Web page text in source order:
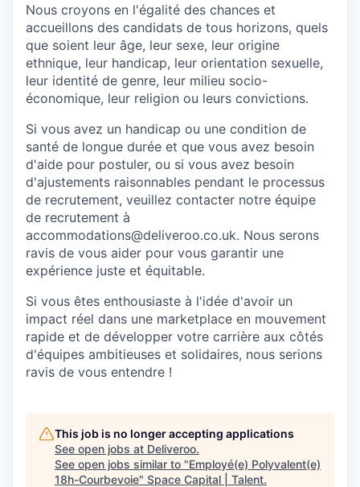
Nous croyons en l'égalité des chances et
accueillons des candidats de tous horizons, quels
que soient leur âge, leur sexe, leur origine
ethnique, leur handicap, leur orientation sexuelle,
leur identité de genre, leur milieu socio-
économique, leur religion ou leurs convictions.
Si vous avez un handicap ou une condition de
santé de longue durée et que vous avez besoin
d'aide pour postuler, ou si vous avez besoin
d'ajustements raisonnables pendant le processus
de recrutement, veuillez contacter notre équipe
de recrutement à
accommodations@deliveroo.co.uk. Nous serons
ravis de vous aider pour vous garantir une
expérience juste et équitable.
Si vous êtes enthousiaste à l'idée d'avoir un
impact réel dans une marketplace en mouvement
rapide et de développer votre carrière aux côtés
d'équipes ambitieuses et solidaires, nous serions
ravis de vous entendre !
This job is no longer accepting applications
See open jobs at Deliveroo.
See open jobs similar to "Employé(e) Polyvalent(e)
18h-Courbevoie" Space Capital | Talent.